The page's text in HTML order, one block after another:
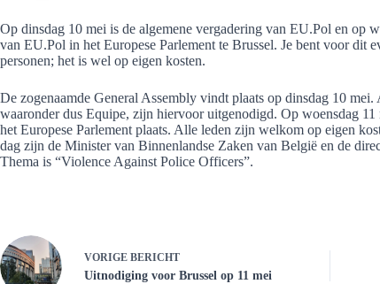
Op dinsdag 10 mei is de algemene vergadering van EU.Pol en op
van EU.Pol in het Europese Parlement te Brussel. Je bent voor dit
personen; het is wel op eigen kosten.
De zogenaamde General Assembly vindt plaats op dinsdag 10
waaronder dus Equipe, zijn hiervoor uitgenodigd. Op woensdag
het Europese Parlement plaats. Alle leden zijn welkom op eigen
dag zijn de Minister van Binnenlandse Zaken van België en de
Thema is “Violence Against Police Officers”.
VORIGE BERICHT
Uitnodiging voor Brussel op 11 mei